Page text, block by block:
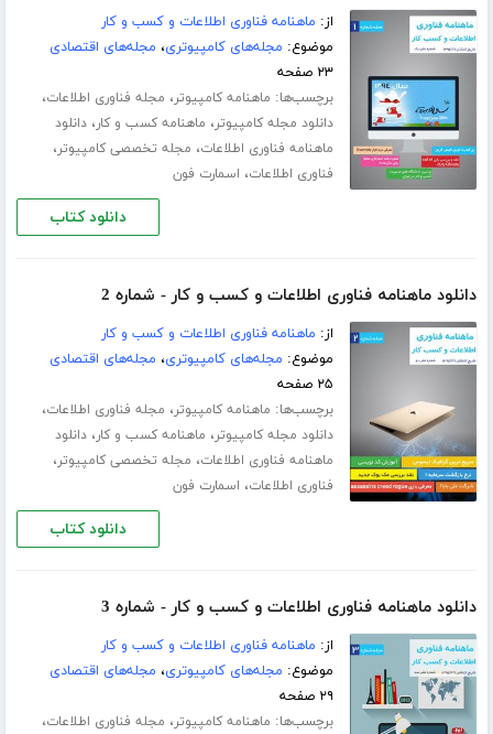
از: ماهنامه فناوری اطلاعات و کسب و کار
موضوع: مجله‌های کامپیوتری، مجله‌های اقتصادی
۲۳ صفحه
برچسب‌ها: ماهنامه کامپیوتر، مجله فناوری اطلاعات،
دانلود مجله کامپیوتر، ماهنامه کسب و کار،دانلود
ماهنامه فناوری اطلاعات، مجله تخصصی کامپیوتر،
فناوری اطلاعات، اسمارت فون
دانلود کتاب
دانلود ماهنامه فناوری اطلاعات و کسب و کار - شماره 2
از: ماهنامه فناوری اطلاعات و کسب و کار
موضوع: مجله‌های کامپیوتری، مجله‌های اقتصادی
۲۵ صفحه
برچسب‌ها: ماهنامه کامپیوتر، مجله فناوری اطلاعات،
دانلود مجله کامپیوتر، ماهنامه کسب و کار،دانلود
ماهنامه فناوری اطلاعات، مجله تخصصی کامپیوتر،
فناوری اطلاعات، اسمارت فون
دانلود کتاب
دانلود ماهنامه فناوری اطلاعات و کسب و کار - شماره 3
از: ماهنامه فناوری اطلاعات و کسب و کار
موضوع: مجله‌های کامپیوتری، مجله‌های اقتصادی
۲۹ صفحه
برچسب‌ها: ماهنامه کامپیوتر، مجله فناوری اطلاعات،